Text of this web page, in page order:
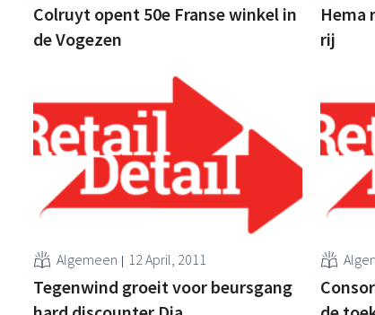
Colruyt opent 50e Franse winkel in
de Vogezen
Hema
rij
Algemeen 12 April, 2011
Tegenwind groeit voor beursgang